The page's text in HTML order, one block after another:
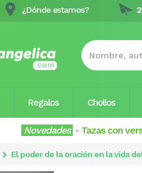
¿Dónde estamos?
Regalos Chollos
Novedades - Tazas con
El poder de la oración en la vida